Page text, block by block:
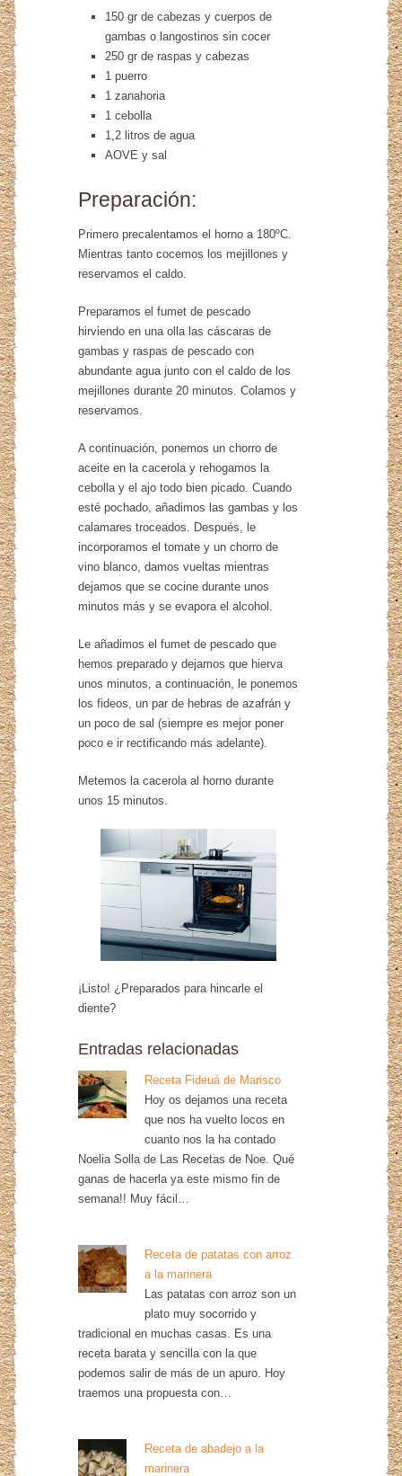
150 gr de cabezas y cuerpos de
gambas o langostinos sin cocer
250 gr de raspas y cabezas
1 puerro
1 zanahoria
1 cebolla
1,2 litros de agua
AOVE y sal
Preparación:
Primero precalentamos el horno a 180ºC.
Mientras tanto cocemos los mejillones y
reservamos el caldo.
Preparamos el fumet de pescado
hirviendo en una olla las cáscaras de
gambas y raspas de pescado con
abundante agua junto con el caldo de los
mejillones durante 20 minutos. Colamos y
reservamos.
A continuación, ponemos un chorro de
aceite en la cacerola y rehogamos la
cebolla y el ajo todo bien picado. Cuando
esté pochado, añadimos las gambas y los
calamares troceados. Después, le
incorporamos el tomate y un chorro de
vino blanco, damos vueltas mientras
dejamos que se cocine durante unos
minutos más y se evapora el alcohol.
Le añadimos el fumet de pescado que
hemos preparado y dejamos que hierva
unos minutos, a continuación, le ponemos
los fideos, un par de hebras de azafrán y
un poco de sal (siempre es mejor poner
poco e ir rectificando más adelante).
Metemos la cacerola al horno durante
unos 15 minutos.
¡Listo! ¿Preparados para hincarle el
diente?
Entradas relacionadas
Receta Fideuá de Marisco
Hoy os dejamos una receta
que nos ha vuelto locos en
cuanto nos la ha contado
Noelia Solla de Las Recetas de Noe. Qué
ganas de hacerla ya este mismo fin de
semana!! Muy fácil…
Receta de patatas con arroz
a la marinera
Las patatas con arroz son un
plato muy socorrido y
tradicional en muchas casas. Es una
receta barata y sencilla con la que
podemos salir de más de un apuro. Hoy
traemos una propuesta con…
Receta de abadejo a la
marinera